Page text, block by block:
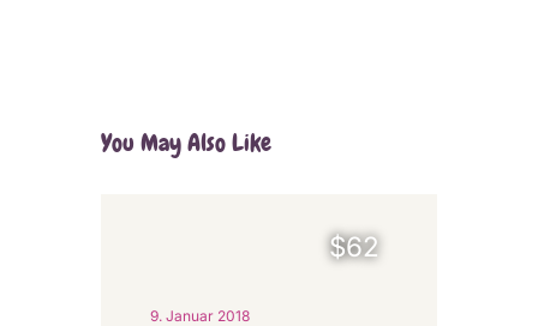
You May Also Like
$62
9. Januar 2018